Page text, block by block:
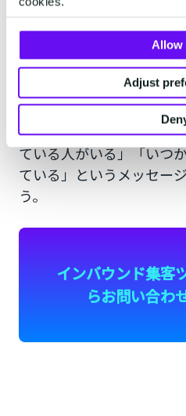
Allow
Adjust
ケティングに比べると、
のか予想しづらいので、
といった懸念もあります。
とのコミュニ
くことが、地道に情報発
すぐには顧客とならなく
ている人がいる」「いつ
ている」というメッセー
う。
インバウンド集客
らお問い合わ